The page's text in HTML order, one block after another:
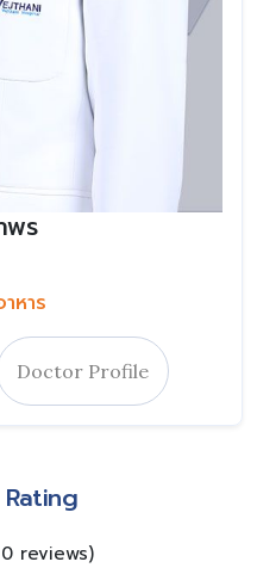
พร
หาร
Doctor Profile
Rating
reviews)